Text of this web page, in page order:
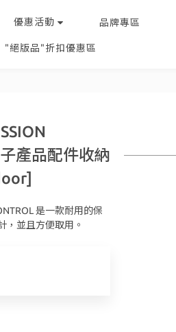
優惠活動 品牌專區
"絕版品"折扣優惠區
產品配件收納
是一款耐用的保
，並且方便取用。